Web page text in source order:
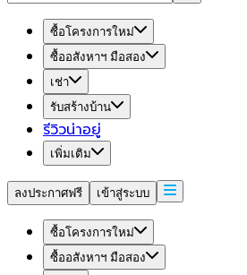
ซื้อโครงการใหม่
ซื้ออสังหาฯ มือสอง
เช่า
รับสร้างบ้าน
รีวิวน่าอยู่
เพิ่มเติม
ลงประกาศฟรี เข้าสู่ระบบ
ซื้อโครงการใหม่
ซื้ออสังหาฯ มือสอง